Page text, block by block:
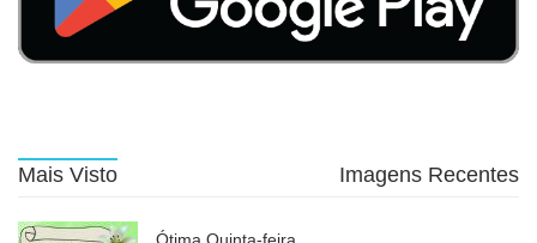
Mais Visto Imagens Recentes